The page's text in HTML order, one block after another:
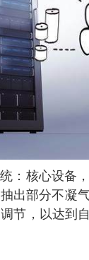
核心设备
出部分不凝
节，以达